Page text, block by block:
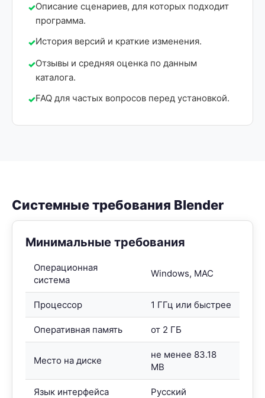
Описание сценариев, для которых подходит
программа.
История версий и краткие изменения.
Отзывы и средняя оценка по данным
каталога.
FAQ для частых вопросов перед установкой.
Системные требования Blender
Минимальные требования
Операционная
система
Windows, MAC
Процессор 1 ГГц или быстрее
Оперативная память от 2 ГБ
Место на диске
не менее 83.18
MB
Язык интерфейса Русский